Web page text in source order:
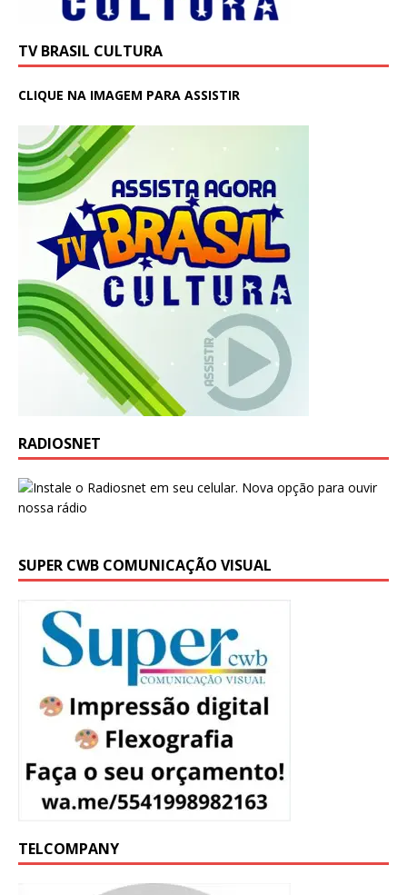
TV BRASIL CULTURA
CLIQUE NA IMAGEM PARA ASSISTIR
RADIOSNET
SUPER CWB COMUNICAÇÃO VISUAL
TELCOMPANY